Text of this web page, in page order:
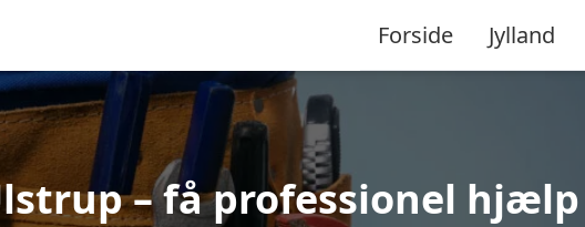
Forside Jylland
– få professionel